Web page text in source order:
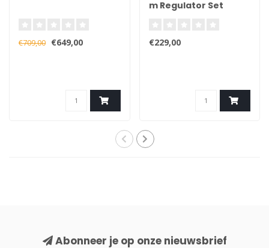
€709,00 €649,00
m Regulator Set
€229,00
Abonneer je op onze nieuwsbrief